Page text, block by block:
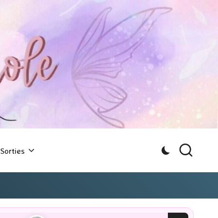
Sorties